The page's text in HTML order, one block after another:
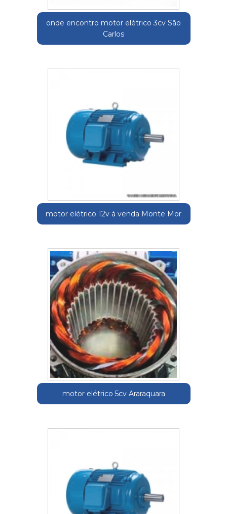
onde encontro motor elétrico 3cv São
Carlos
motor elétrico 12v á venda Monte Mor
motor elétrico 5cv Araraquara